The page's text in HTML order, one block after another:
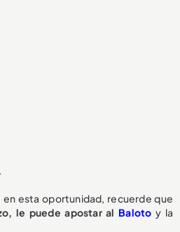
.
en esta oportunidad, recuerde que
le puede apostar al Baloto y la